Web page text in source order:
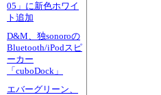
05」に新色ホワイ
ト追加
D&M、独sonoroの
Bluetooth/iPodスピ
ーカー
「cuboDock」
エバーグリーン、